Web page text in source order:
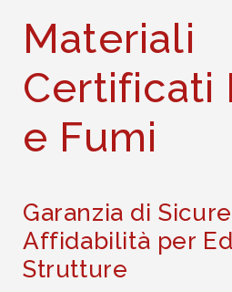
Materiali
Certificati
e Fumi
Garanzia di
Affidabilità per
Strutture